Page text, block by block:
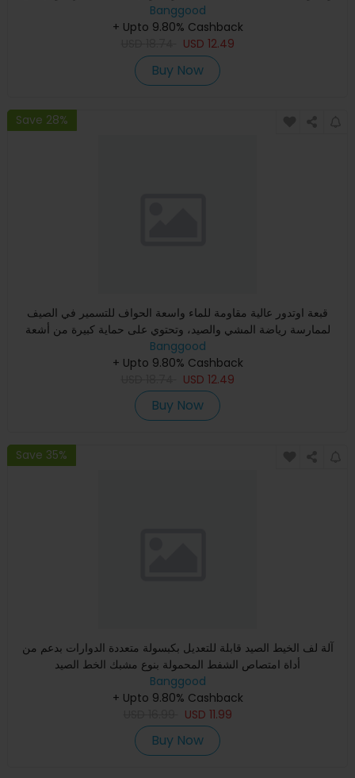
Banggood
+ Upto 9.80% Cashback
USD 12.49
Buy Now
Save 28%
قبعة اوتدور عالية مقاومة للماء واسعة الحواف للتسمير في الصيف
لممارسة رياضة المشي والصيد، وتحتوي على حماية كبيرة من أشعة
Banggood
+ Upto 9.80% Cashback
USD 12.49
Buy Now
Save 35%
آلة لف الخيط الصيد قابلة للتعديل بكبسولة متعددة الدوارات بدعم من
أداة امتصاص الشفط المحمولة بنوع مشبك الخط الصيد
Banggood
+ Upto 9.80% Cashback
USD 11.99
Buy Now